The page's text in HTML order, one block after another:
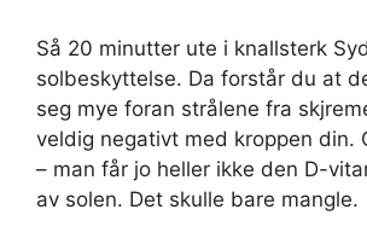
Så 20 minutter ute i knallsterk
solbeskyttelse. Da forstår du at
seg mye foran strålene fra
veldig negativt med kroppen din.
– man får jo heller ikke den D-
av solen. Det skulle bare mangle.